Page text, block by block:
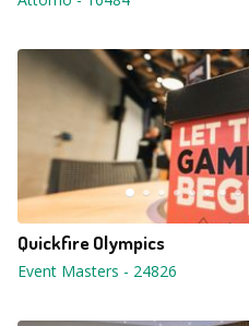
Quickfire Olympics
Event Masters - 24826